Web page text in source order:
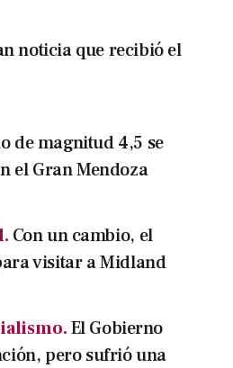
noticia que recibió el
de magnitud 4,5 se
el Gran Mendoza
Con un cambio, el
visitar a Midland
El Gobierno
pero sufrió una